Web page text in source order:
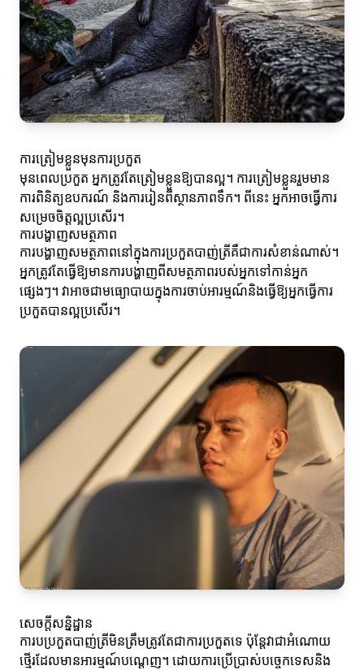
ការត្រៀមខ្លួនមុនការប្រកួត
មុនពេលប្រកួត អ្នកត្រូវតែត្រៀមខ្លួនឱ្យបានល្អ។ ការត្រៀមខ្លួនរួមមាន
ការពិនិត្យឧបករណ៍ និងការរៀនពីស្ថានភាពទឹក។ ពីនេះ អ្នកអាចធ្វើការ
សម្រេចចិត្តល្អប្រសើរ។
ការបង្ហាញសមត្ថភាព
ការបង្ហាញសមត្ថភាពនៅក្នុងការប្រកួតបាញ់ត្រីគឺជាការសំខាន់ណាស់។
អ្នកត្រូវតែធ្វើឱ្យមានការបង្ហាញពីសមត្ថភាពរបស់អ្នកទៅកាន់អ្នក
ផ្សេងៗ។ វាអាចជាមធ្យោបាយក្នុងការចាប់អារម្មណ៍និងធ្វើឱ្យអ្នកធ្វើការ
ប្រកួតបានល្អប្រសើរ។
សេចក្តីសន្និដ្ឋាន
ការបប្រកួតបាញ់ត្រីមិនត្រឹមត្រូវតែជាការប្រកួតទេ ប៉ុន្តែវាជាអំណោយ
ថ្មើរដែលមានអារម្មណ៍បណ្តេញ។ ដោយការប្រើប្រាស់បច្ចេកទេសនិង